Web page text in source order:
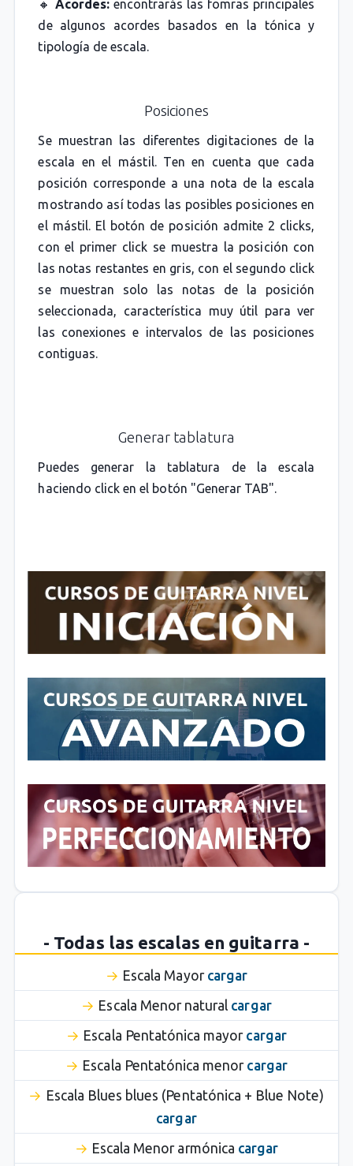
🔸 Acordes: encontrarás las fomras principales
de algunos acordes basados en la tónica y
tipología de escala.
Posiciones
Se muestran las diferentes digitaciones de la
escala en el mástil. Ten en cuenta que cada
posición corresponde a una nota de la escala
mostrando así todas las posibles posiciones en
el mástil. El botón de posición admite 2 clicks,
con el primer click se muestra la posición con
las notas restantes en gris, con el segundo click
se muestran solo las notas de la posición
seleccionada, característica muy útil para ver
las conexiones e intervalos de las posiciones
contiguas.
Generar tablatura
Puedes generar la tablatura de la escala
haciendo click en el botón "Generar TAB".
- Todas las escalas en guitarra -
Escala Mayor cargar
Escala Menor natural cargar
Escala Pentatónica mayor cargar
Escala Pentatónica menor cargar
Escala Blues blues (Pentatónica + Blue Note)
cargar
Escala Menor armónica cargar